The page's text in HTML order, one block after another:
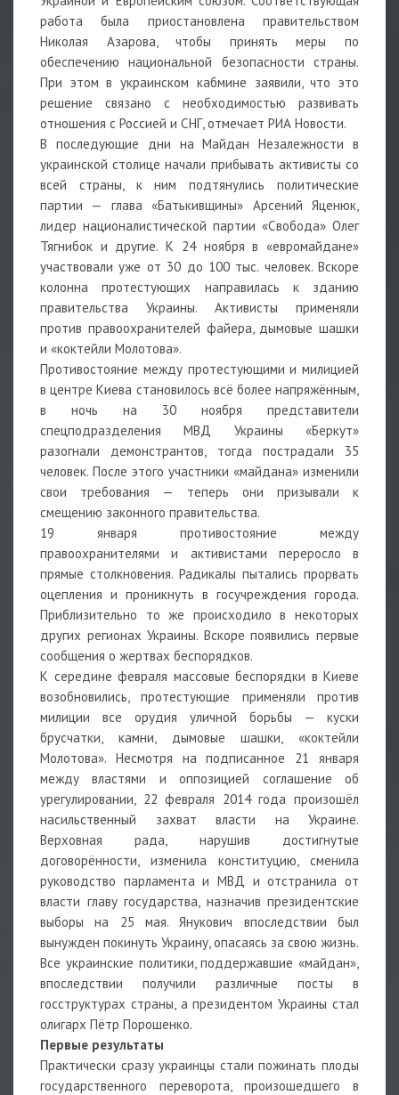
работа была приостановлена правительством
Николая Азарова, чтобы принять меры по
обеспечению национальной безопасности страны.
При этом в украинском кабмине заявили, что это
решение связано с необходимостью развивать
отношения с Россией и СНГ, отмечает РИА Новости.
В последующие дни на Майдан Незалежности в
украинской столице начали прибывать активисты со
всей страны, к ним подтянулись политические
партии — глава «Батькивщины» Арсений Яценюк,
лидер националистической партии «Свобода» Олег
Тягнибок и другие. К 24 ноября в «евромайдане»
участвовали уже от 30 до 100 тыс. человек. Вскоре
колонна протестующих направилась к зданию
правительства Украины. Активисты применяли
против правоохранителей файера, дымовые шашки
и «коктейли Молотова».
Противостояние между протестующими и милицией
в центре Киева становилось всё более напряжённым,
в ночь на 30 ноября представители
спецподразделения МВД Украины «Беркут»
разогнали демонстрантов, тогда пострадали 35
человек. После этого участники «майдана» изменили
свои требования — теперь они призывали к
смещению законного правительства.
19 января противостояние между
правоохранителями и активистами переросло в
прямые столкновения. Радикалы пытались прорвать
оцепления и проникнуть в госучреждения города.
Приблизительно то же происходило в некоторых
других регионах Украины. Вскоре появились первые
сообщения о жертвах беспорядков.
К середине февраля массовые беспорядки в Киеве
возобновились, протестующие применяли против
милиции все орудия уличной борьбы — куски
брусчатки, камни, дымовые шашки, «коктейли
Молотова». Несмотря на подписанное 21 января
между властями и оппозицией соглашение об
урегулировании, 22 февраля 2014 года произошёл
насильственный захват власти на Украине.
Верховная рада, нарушив достигнутые
договорённости, изменила конституцию, сменила
руководство парламента и МВД и отстранила от
власти главу государства, назначив президентские
выборы на 25 мая. Янукович впоследствии был
вынужден покинуть Украину, опасаясь за свою жизнь.
Все украинские политики, поддержавшие «майдан»,
впоследствии получили различные посты в
госструктурах страны, а президентом Украины стал
олигарх Пётр Порошенко.
Первые результаты
Практически сразу украинцы стали пожинать плоды
государственного переворота, произошедшего в